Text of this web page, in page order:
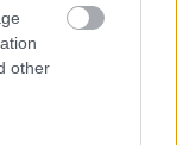
other
és
már
a